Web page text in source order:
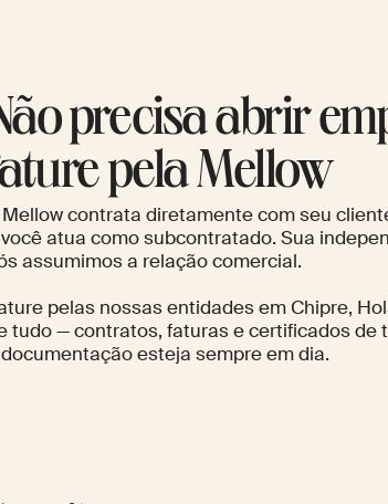
precisa abrir
pela Mellow
Mellow contrata diretamente com seu
atua como subcontratado. Sua
assumimos a relação comercial.
pelas nossas entidades em Chipre,
tudo — contratos, faturas e certificados de
esteja sempre em dia.